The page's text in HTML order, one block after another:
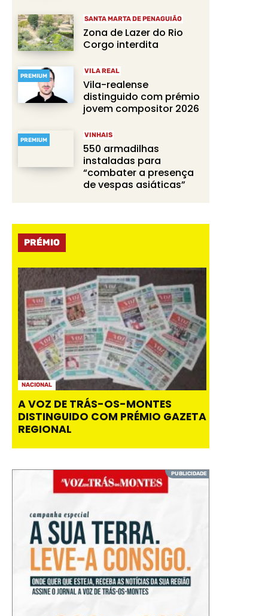
SANTA MARTA DE PENAGUIÃO
Zona de Lazer do Rio
Corgo interdita
PREMIUM
VILA REAL
Vila-realense
distinguido com prémio
jovem compositor 2026
PREMIUM
VINHAIS
550 armadilhas
instaladas para
“combater a presença
de vespas asiáticas”
PRÉMIO
NACIONAL
A VOZ DE TRÁS-OS-MONTES
DISTINGUIDO COM PRÉMIO GAZETA
REGIONAL